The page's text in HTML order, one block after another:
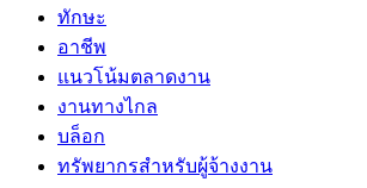
ทักษะ
อาชีพ
แนวโน้มตลาดงาน
งานทางไกล
บล็อก
ทรัพยากรสำหรับผู้จ้างงาน